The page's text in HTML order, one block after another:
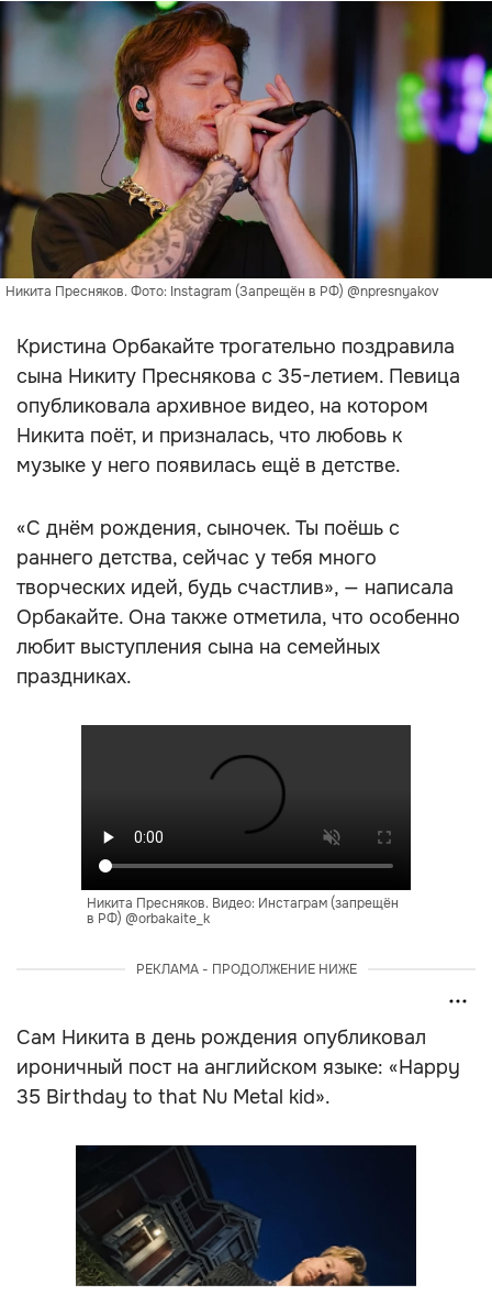
Никита Пресняков. Фото: Instagram (Запрещён в РФ) @npresnyakov
Кристина Орбакайте трогательно поздравила
сына Никиту Преснякова с 35-летием. Певица
опубликовала архивное видео, на котором
Никита поёт, и призналась, что любовь к
музыке у него появилась ещё в детстве.
«С днём рождения, сыночек. Ты поёшь с
раннего детства, сейчас у тебя много
творческих идей, будь счастлив», — написала
Орбакайте. Она также отметила, что особенно
любит выступления сына на семейных
праздниках.
Никита Пресняков. Видео: Инстаграм (запрещён
в РФ) @orbakaite_k
РЕКЛАМА - ПРОДОЛЖЕНИЕ НИЖЕ
Сам Никита в день рождения опубликовал
ироничный пост на английском языке: «Happy
35 Birthday to that Nu Metal kid».